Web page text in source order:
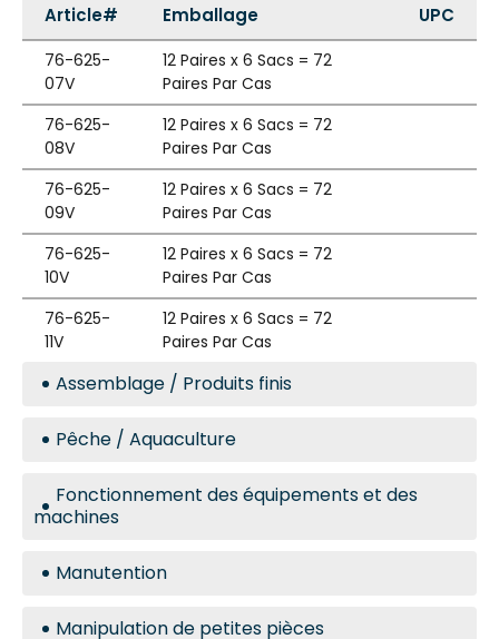
Article# Emballage UPC
76-625-
07V
12 Paires x 6 Sacs = 72
Paires Par Cas
76-625-
08V
12 Paires x 6 Sacs = 72
Paires Par Cas
76-625-
09V
12 Paires x 6 Sacs = 72
Paires Par Cas
76-625-
10V
12 Paires x 6 Sacs = 72
Paires Par Cas
76-625-
11V
12 Paires x 6 Sacs = 72
Paires Par Cas
Assemblage / Produits finis
Pêche / Aquaculture
Fonctionnement des équipements et des
machines
Manutention
Manipulation de petites pièces